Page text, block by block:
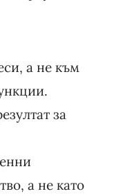
а не към
за
а не като